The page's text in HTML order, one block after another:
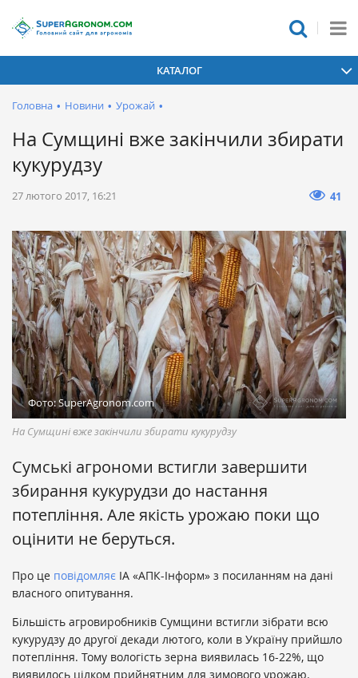
КАТАЛОГ
Головна • Новини • Урожай •
На Сумщині вже закінчили збирати
кукурудзу
27 лютого 2017, 16:21 41
Фото: SuperAgronom.com
На Сумщині вже закінчили збирати кукурудзу
Сумські агрономи встигли завершити
збирання кукурудзи до настання
потепління. Але якість урожаю поки що
оцінити не беруться.
Про це повідомляє ІА «АПК-Інформ» з посиланням на дані
власного опитування.
Більшість агровиробників Сумщини встигли зібрати всю
кукурудзу до другої декади лютого, коли в Україну прийшло
потепління. Тому вологість зерна виявилась 16-22%, що
виявилось цілком прийнятним для зимового урожаю.